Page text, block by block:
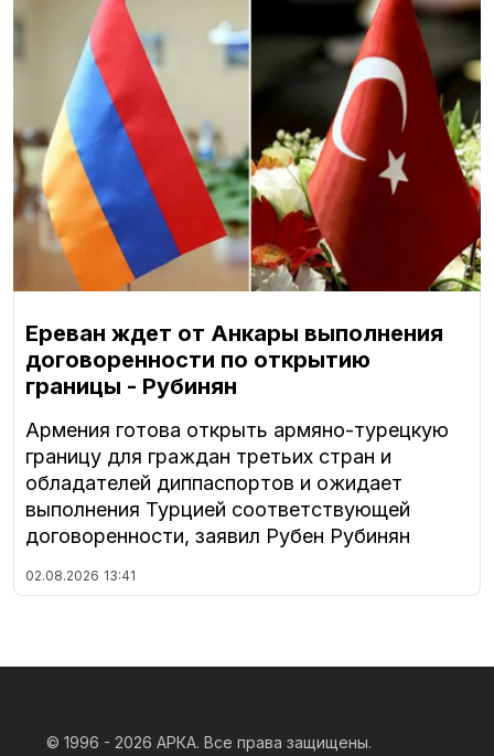
Ереван ждет от Анкары выполнения
договоренности по открытию
границы - Рубинян
Армения готова открыть армяно-турецкую
границу для граждан третьих стран и
обладателей диппаспортов и ожидает
выполнения Турцией соответствующей
договоренности, заявил Рубен Рубинян
02.08.2026 13:41
© 1996 - 2026 АРКА. Все права защищены.